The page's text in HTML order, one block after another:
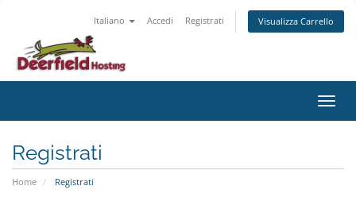
Italiano Accedi Registrati Visualizza Carrello
Registrati
Home Registrati